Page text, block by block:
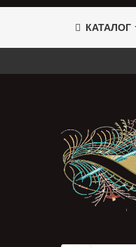
КАТАЛОГ